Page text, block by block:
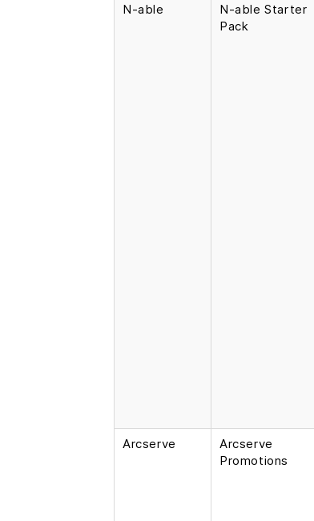
N-able
N-able Starter
Pack
Arcserve
Arcserve
Promotions